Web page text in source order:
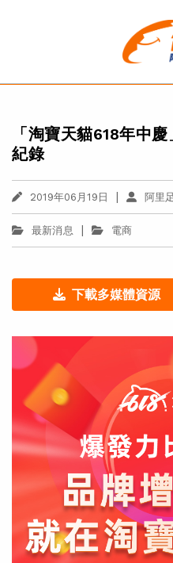
「淘寶天貓618年中
紀錄
2019年06月19日 | 阿里
最新消息 | 電商
下載多媒體資源